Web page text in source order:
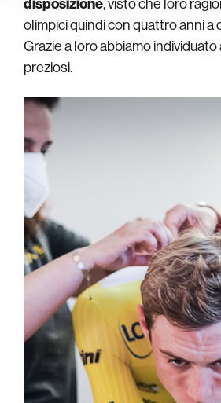
olimpici quindi con quattro anni a
Grazie a loro abbiamo
preziosi.